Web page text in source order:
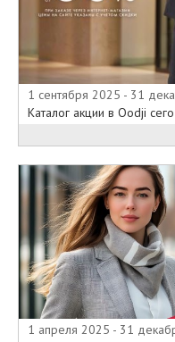
1 сентября 2025 - 31
Каталог акции в Oodji
1 апреля 2025 - 31